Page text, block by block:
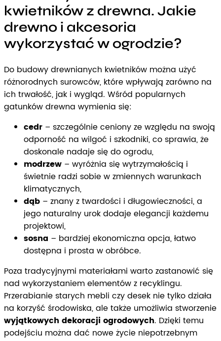
kwietników z drewna. Jakie
drewno i akcesoria
wykorzystać w ogrodzie?
Do budowy drewnianych kwietników można użyć
różnorodnych surowców, które wpływają zarówno na
ich trwałość, jak i wygląd. Wśród popularnych
gatunków drewna wymienia się:
cedr – szczególnie ceniony ze względu na swoją
odporność na wilgoć i szkodniki, co sprawia, że
doskonale nadaje się do ogrodu,
modrzew – wyróżnia się wytrzymałością i
świetnie radzi sobie w zmiennych warunkach
klimatycznych,
dąb – znany z twardości i długowieczności, a
jego naturalny urok dodaje elegancji każdemu
projektowi,
sosna – bardziej ekonomiczna opcja, łatwo
dostępna i prosta w obróbce.
Poza tradycyjnymi materiałami warto zastanowić się
nad wykorzystaniem elementów z recyklingu.
Przerabianie starych mebli czy desek nie tylko działa
na korzyść środowiska, ale także umożliwia stworzenie
wyjątkowych dekoracji ogrodowych. Dzięki temu
podejściu można dać nowe życie niepotrzebnym